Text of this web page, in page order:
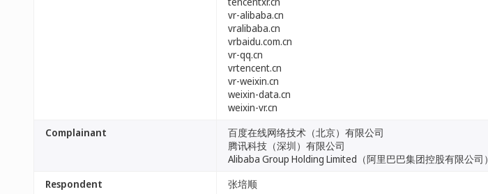
vr-alibaba.cn
vralibaba.cn
vrbaidu.com.cn
vr-qq.cn
vrtencent.cn
vr-weixin.cn
weixin-data.cn
weixin-vr.cn
Complainant
百度在线网络技术（北京）有限公司
腾讯科技（深圳）有限公司
Alibaba Group Holding Limited（阿里巴巴集团控股有限公司）
Respondent
张培顺